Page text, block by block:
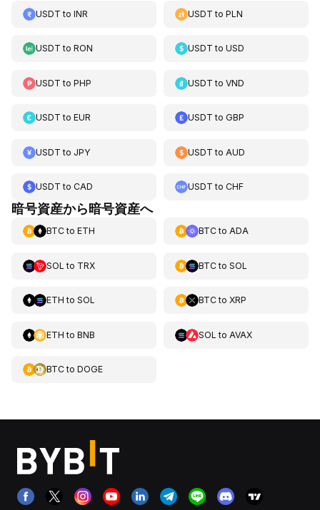
USDT to INR USDT toPLN
USDT to RON USDT toUSD
USDT to PHP USDT toVND
USDT to EUR USDT toGBP
USDT to JPY USDT to AUD
USDT to CAD USDT toCHF
暗号資産から暗号資産へ
BTCto ETH BTCto ADA
SOL to TRX BTCto SOL
ETH to SOL BTCto XRP
ETH to BNB SOL to AVAX
BTCto DOGE